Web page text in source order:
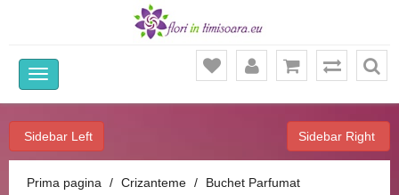
Sidebar Left Sidebar Right
Prima pagina Crizanteme Buchet Parfumat